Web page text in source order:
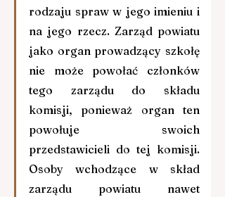
rodzaju spraw w jego imieniu i
na jego rzecz. Zarząd powiatu
jako organ prowadzący szkołę
nie może powołać członków
tego zarządu do składu
komisji, ponieważ organ ten
powołuje swoich
przedstawicieli do tej komisji.
Osoby wchodzące w skład
zarządu powiatu nawet